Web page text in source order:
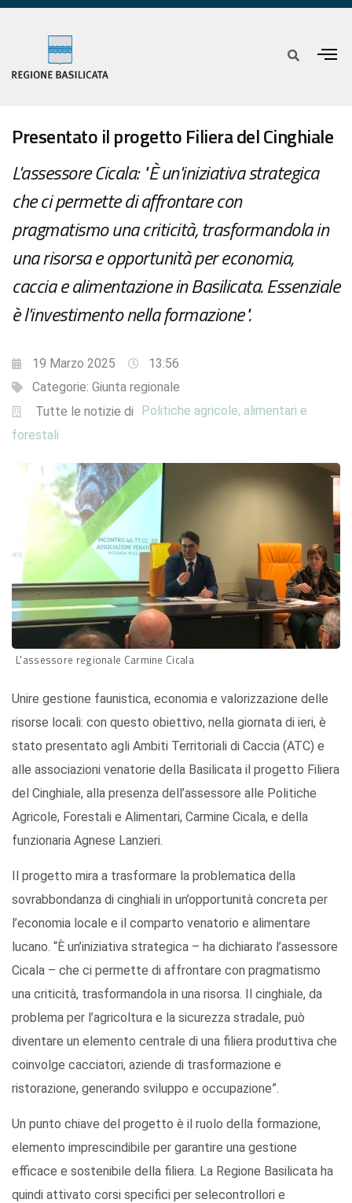
Presentato il progetto Filiera del Cinghiale
L'assessore Cicala: "È un'iniziativa strategica
che ci permette di affrontare con
pragmatismo una criticità, trasformandola in
una risorsa e opportunità per economia,
caccia e alimentazione in Basilicata. Essenziale
è l'investimento nella formazione".
19 Marzo 2025
13:56
Categorie: Giunta regionale
Tutte le notizie di
Politiche agricole, alimentari e
forestali
L'assessore regionale Carmine Cicala
Unire gestione faunistica, economia e valorizzazione delle
risorse locali: con questo obiettivo, nella giornata di ieri, è
stato presentato agli Ambiti Territoriali di Caccia (ATC) e
alle associazioni venatorie della Basilicata il progetto Filiera
del Cinghiale, alla presenza dell’assessore alle Politiche
Agricole, Forestali e Alimentari, Carmine Cicala, e della
funzionaria Agnese Lanzieri.
Il progetto mira a trasformare la problematica della
sovrabbondanza di cinghiali in un’opportunità concreta per
l’economia locale e il comparto venatorio e alimentare
lucano. “È un’iniziativa strategica – ha dichiarato l’assessore
Cicala – che ci permette di affrontare con pragmatismo
una criticità, trasformandola in una risorsa. Il cinghiale, da
problema per l’agricoltura e la sicurezza stradale, può
diventare un elemento centrale di una filiera produttiva che
coinvolge cacciatori, aziende di trasformazione e
ristorazione, generando sviluppo e occupazione”.
Un punto chiave del progetto è il ruolo della formazione,
elemento imprescindibile per garantire una gestione
efficace e sostenibile della filiera. La Regione Basilicata ha
quindi attivato corsi specifici per selecontrollori e